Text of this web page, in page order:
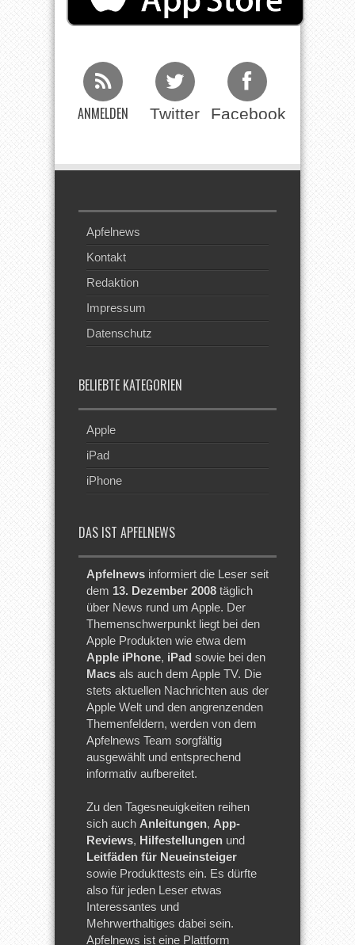
ANMELDEN Twitter Facebook
Apfelnews
Kontakt
Redaktion
Impressum
Datenschutz
BELIEBTE KATEGORIEN
Apple
iPad
iPhone
DAS IST APFELNEWS
Apfelnews informiert die Leser seit
dem 13. Dezember 2008 täglich
über News rund um Apple. Der
Themenschwerpunkt liegt bei den
Apple Produkten wie etwa dem
Apple iPhone, iPad sowie bei den
Macs als auch dem Apple TV. Die
stets aktuellen Nachrichten aus der
Apple Welt und den angrenzenden
Themenfeldern, werden von dem
Apfelnews Team sorgfältig
ausgewählt und entsprechend
informativ aufbereitet.
Zu den Tagesneuigkeiten reihen
sich auch Anleitungen, App-
Reviews, Hilfestellungen und
Leitfäden für Neueinsteiger
sowie Produkttests ein. Es dürfte
also für jeden Leser etwas
Interessantes und
Mehrwerthaltiges dabei sein.
Apfelnews ist eine Plattform